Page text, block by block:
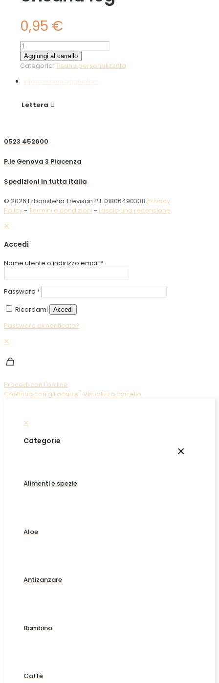
0,95 €
Uncaria
10g
quantità
Aggiungi al carrello
Categoria: Tisana personalizzata
Informazioni aggiuntive
Lettera U
0523 452600
P.le Genova 3 Piacenza
Spedizioni in tutta Italia
© 2026 Erboristeria Trevisan P.I. 01806490338 Privacy
Policy- Termini e condizioni - Lascia una recensione
✕
Accedi
Nome utente o indirizzo email *
Password *
Ricordami
Accedi
Password dimenticata?
✕
Procedi con l'ordine
Continua con gli acquisti Visualizza carrello
✕
×
Categorie
Alimenti e spezie
Aloe
Antizanzare
Bambino
Caffè